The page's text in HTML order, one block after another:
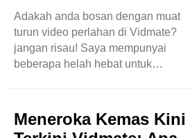
Algoritma ini bekerja tanpa jemu
untuk mencari pautan video yang
tertanam dalam halaman web,
memastikan pengguna ..
Adakah anda bosan dengan muat
turun video perlahan di Vidmate?
jangan risau! Saya mempunyai
beberapa helah hebat untuk
mula, cuba gunakan Wi-Fi dan
bukannya data mudah alih. Wi-Fi
Meneroka Kemas Kini